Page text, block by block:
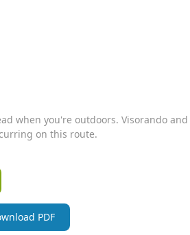
when you're outdoors. Visorando
on this route.
PDF